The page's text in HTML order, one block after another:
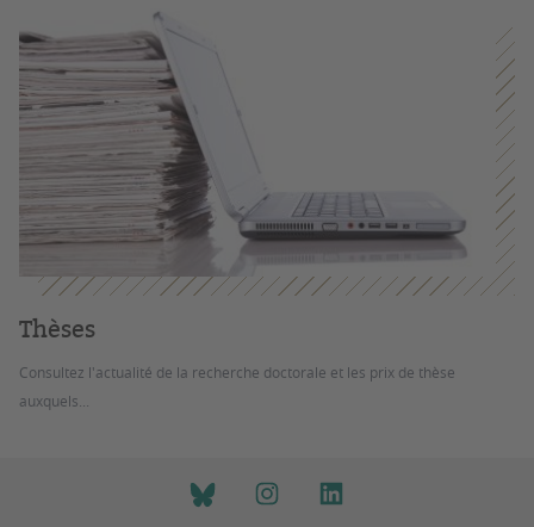
Thèses
Consultez l'actualité de la recherche doctorale et les prix de thèse
auxquels...